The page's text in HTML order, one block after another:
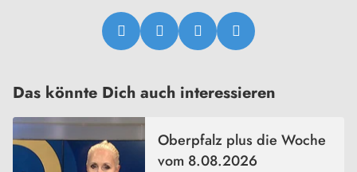
Das könnte Dich auch interessieren
Oberpfalz plus die Woche
vom 8.08.2026